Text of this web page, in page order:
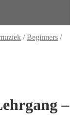
/Beginners /
–